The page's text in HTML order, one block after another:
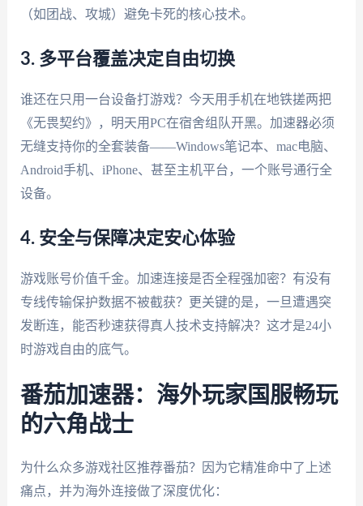
（如团战、攻城）避免卡死的核心技术。
3. 多平台覆盖决定自由切换
谁还在只用一台设备打游戏？今天用手机在地铁搓两把
《无畏契约》，明天用PC在宿舍组队开黑。加速器必须
无缝支持你的全套装备——Windows笔记本、mac电脑、
Android手机、iPhone、甚至主机平台，一个账号通行全
设备。
4. 安全与保障决定安心体验
游戏账号价值千金。加速连接是否全程强加密？有没有
专线传输保护数据不被截获？更关键的是，一旦遭遇突
发断连，能否秒速获得真人技术支持解决？这才是24小
时游戏自由的底气。
番茄加速器：海外玩家国服畅玩
的六角战士
为什么众多游戏社区推荐番茄？因为它精准命中了上述
痛点，并为海外连接做了深度优化：